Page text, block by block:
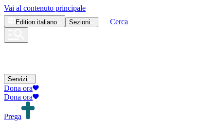
Vai al contenuto principale
Edition italiano Sezioni Cerca
Servizi
Dona ora
Dona ora
Prega